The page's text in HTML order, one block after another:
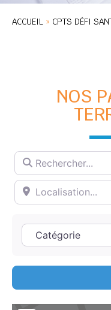
ACCUEIL » CPTS DÉFI
NOS